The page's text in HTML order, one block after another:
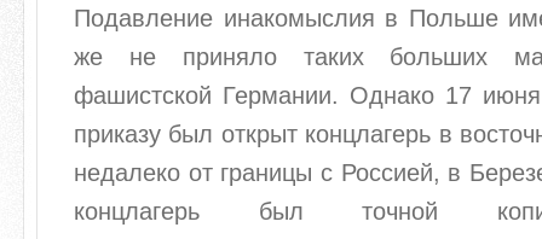
Подавление инакомыслия в Польше
же не приняло таких больших
фашистской Германии. Однако 17
приказу был открыт концлагерь в
недалеко от границы с Россией, в
концлагерь был точной